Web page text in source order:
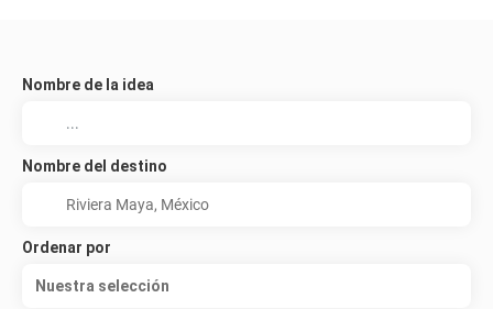
Nombre de la idea
Nombre del destino
Ordenar por
Nuestra selección